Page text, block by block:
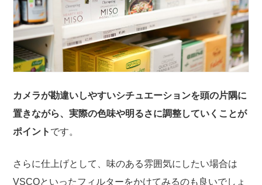
カメラが勘違いしやすいシチュエーションを頭の片隅に
置きながら、実際の色味や明るさに調整していくことが
ポイント です。
さらに仕上げとして、味のある雰囲気にしたい場合は
VSCOといったフィルターをかけてみるのも良いでしょ